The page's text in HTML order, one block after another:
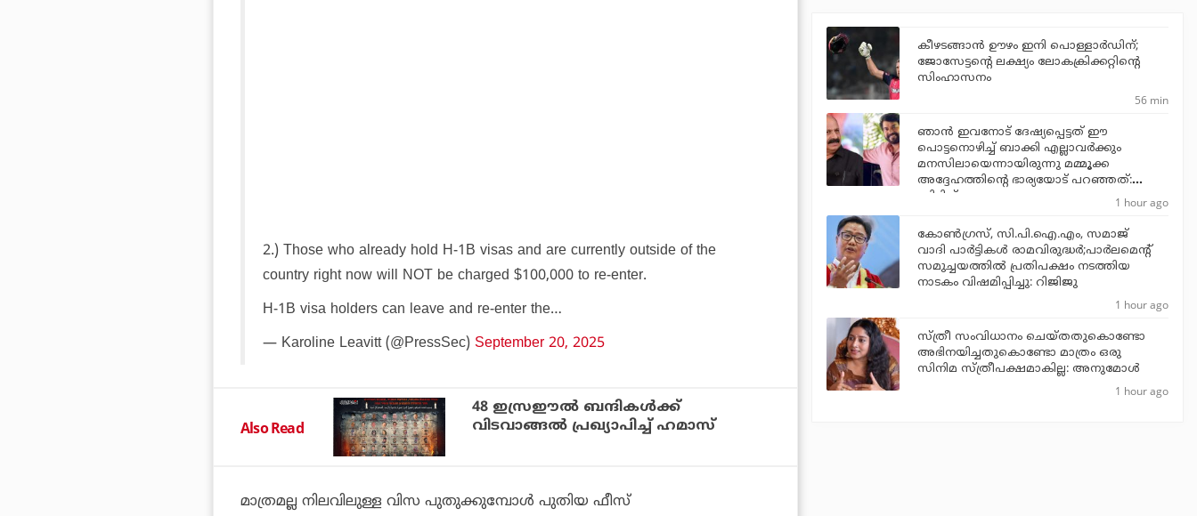
2.) Those who already hold H-1B visas and are currently outside of the
country right now will NOT be charged $100,000 to re-enter.
H-1B visa holders can leave and re-enter the…
— Karoline Leavitt (@PressSec) September 20, 2025
Also Read
48 ഇസ്രഈല്‍ ബന്ദികള്‍ക്ക്
വിടവാങ്ങല്‍ പ്രഖ്യാപിച്ച് ഹമാസ്
മാത്രമല്ല നിലവിലുള്ള വിസ പുതുക്കുമ്പോള്‍ പുതിയ ഫീസ്
കീഴടങ്ങാന്‍ ഊഴം ഇനി പൊള്ളാര്‍ഡിന്;
ജോസേട്ടന്റെ ലക്ഷ്യം ലോകക്രിക്കറ്റിന്റെ
സിംഹാസനം
56 min
ഞാന്‍ ഇവനോട് ദേഷ്യപ്പെട്ടത് ഈ
പൊട്ടനൊഴിച്ച് ബാക്കി എല്ലാവര്‍ക്കും
മനസിലായെന്നായിരുന്നു മമ്മൂക്ക
അദ്ദേഹത്തിന്റെ ഭാര്യയോട് പറഞ്ഞത്:
സിദ്ദിഖ്
1 hour ago
കോണ്‍ഗ്രസ്, സി.പി.ഐ.എം, സമാജ്
വാദി പാര്‍ട്ടികള്‍ രാമവിരുദ്ധര്‍;പാര്‍ലമെന്റ്
സമുച്ചയത്തില്‍ പ്രതിപക്ഷം നടത്തിയ
നാടകം വിഷമിപ്പിച്ചു: റിജിജു
1 hour ago
സ്ത്രീ സംവിധാനം ചെയ്തതുകൊണ്ടോ
അഭിനയിച്ചതുകൊണ്ടോ മാത്രം ഒരു
സിനിമ സ്ത്രീപക്ഷമാകില്ല: അനുമോൾ
1 hour ago